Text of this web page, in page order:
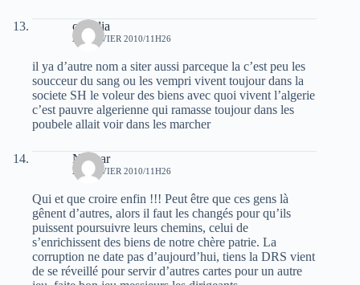
ouardia
24 JANVIER 2010/11H26
il ya d’autre nom a siter aussi parceque la c’est peu les
soucceur du sang ou les vempri vivent toujour dans la
societe SH le voleur des biens avec quoi vivent l’algerie
c’est pauvre algerienne qui ramasse toujour dans les
poubele allait voir dans les marcher
Nekkar
24 JANVIER 2010/11H26
Qui et que croire enfin !!! Peut être que ces gens là
gênent d’autres, alors il faut les changés pour qu’ils
puissent poursuivre leurs chemins, celui de
s’enrichissent des biens de notre chère patrie. La
corruption ne date pas d’aujourd’hui, tiens la DRS vient
de se réveillé pour servir d’autres cartes pour un autre